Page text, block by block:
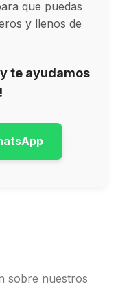
que puedas
y llenos de
te ayudamos
sobre nuestros